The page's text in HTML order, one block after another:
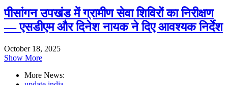
पीसांगन उपखंड में ग्रामीण सेवा शिविरों का निरीक्षण
— एसडीएम और दिनेश नायक ने दिए आवश्यक निर्देश
October 18, 2025
Show More
More News: